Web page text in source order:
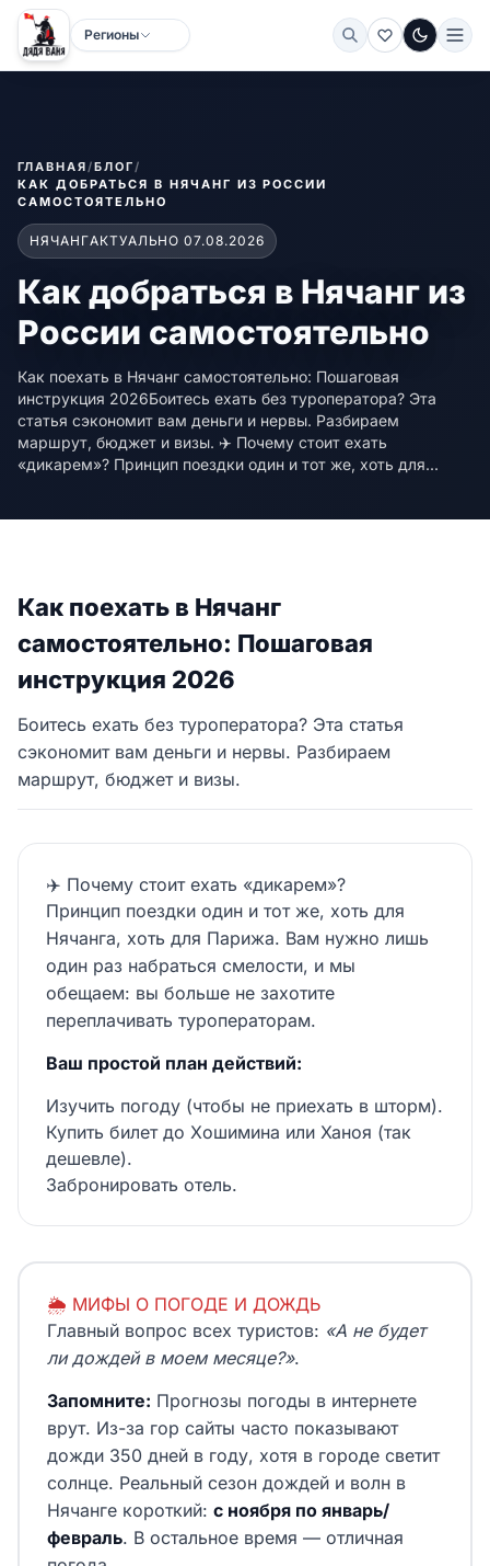
Регионы
Тёмная
ГЛАВНАЯ/БЛОГ/
КАК ДОБРАТЬСЯ В НЯЧАНГ ИЗ РОССИИ
САМОСТОЯТЕЛЬНО
НЯЧАНГАКТУАЛЬНО 07.08.2026
Как добраться в Нячанг из
России самостоятельно
Как поехать в Нячанг самостоятельно: Пошаговая
инструкция 2026Боитесь ехать без туроператора? Эта
статья сэкономит вам деньги и нервы. Разбираем
маршрут, бюджет и визы. ✈️ Почему стоит ехать
«дикарем»? Принцип поездки один и тот же, хоть для...
Как поехать в Нячанг
самостоятельно: Пошаговая
инструкция 2026
Боитесь ехать без туроператора? Эта статья
сэкономит вам деньги и нервы. Разбираем
маршрут, бюджет и визы.
✈️ Почему стоит ехать «дикарем»?
Принцип поездки один и тот же, хоть для
Нячанга, хоть для Парижа. Вам нужно лишь
один раз набраться смелости, и мы
обещаем: вы больше не захотите
переплачивать туроператорам.
Ваш простой план действий:
Изучить погоду (чтобы не приехать в шторм).
Купить билет до Хошимина или Ханоя (так
дешевле).
Забронировать отель.
🌦️ МИФЫ О ПОГОДЕ И ДОЖДЬ
Главный вопрос всех туристов: «А не будет
ли дождей в моем месяце?».
Запомните: Прогнозы погоды в интернете
врут. Из-за гор сайты часто показывают
дожди 350 дней в году, хотя в городе светит
солнце. Реальный сезон дождей и волн в
Нячанге короткий: с ноября по январь/
февраль. В остальное время — отличная